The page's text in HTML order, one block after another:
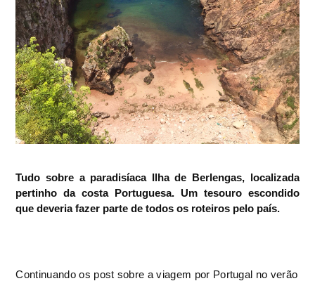
Tudo sobre a paradisíaca Ilha de Berlengas, localizada
pertinho da costa Portuguesa. Um tesouro escondido
que deveria fazer parte de todos os roteiros pelo país.
Continuando os post sobre a viagem por Portugal no verão